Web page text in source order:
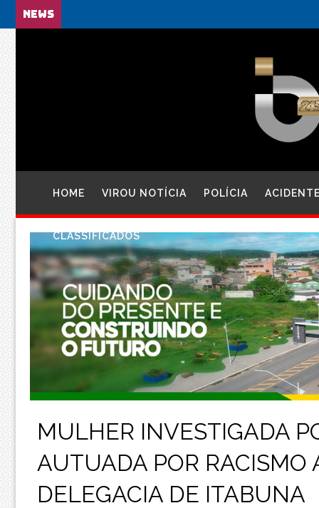
NEWS
HOME VIROU NOTÍCIA POLÍCIA
CLASSIFICADOS
MULHER INVESTIGADA
AUTUADA POR RACISMO
DELEGACIA DE ITABUNA